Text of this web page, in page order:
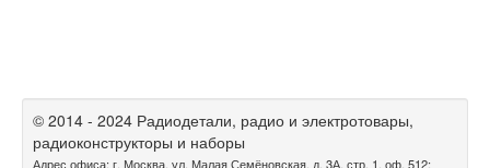
© 2014 - 2024 Радиодетали, радио и электротовары,
радиоконструкторы и наборы
Адрес офиса: г. Москва, ул. Малая Семёновская, д. 3А, стр. 1, оф. 512;